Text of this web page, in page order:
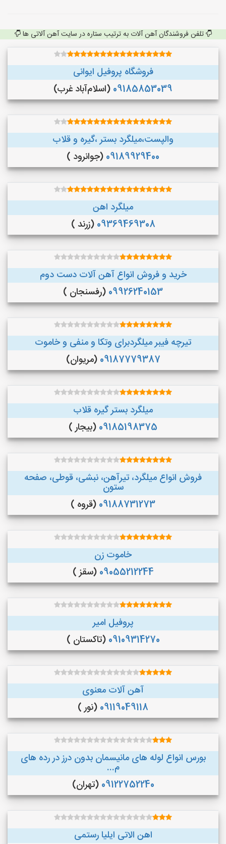
تلفن فروشندگان آهن آلات به ترتیب ستاره در سایت آهن آلاتی ها
فروشگاه پروفیل ایوانی
09185853039 (اسلام‌آباد غرب)
والپست،میلگرد بستر ،گیره و قلاب
09189929400 (جوانرود )
میلگرد اهن
09369469308 (زرند )
خرید و فروش انواع آهن آلات دست دوم
09926240153 (رفسنجان )
تیرچه فیبر میلگردبرای وتکا و منفی و خاموت
09187779387 (مریوان)
میلگرد بستر گیره قلاب
09185198375 (بیجار )
فروش انواع میلگرد، تیرآهن، نبشی، قوطی، صفحه
ستون
09188731273 (قروه )
خاموت زن
09055212244 (سقز )
پروفیل امیر
09109314270 (تاکستان )
آهن آلات معنوی
09119049118 (نور )
بورس انواع لوله های مانیسمان بدون درز در رده های
م...
09122752240 (تهران)
اهن الاتی ایلیا رستمی